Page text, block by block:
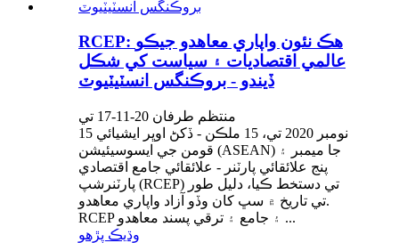
RCEP: هڪ نئون واپاري معاهدو جيڪو
عالمي اقتصاديات ۽ سياست کي شڪل
ڏيندو - بروڪنگس انسٽيٽيوٽ
منتظم طرفان 20-11-17 تي
15 نومبر 2020 تي، 15 ملڪن - ڏکڻ اوڀر ايشيائي
قومن جي ايسوسيئيشن (ASEAN) جا ميمبر ۽
پنج علائقائي پارٽنر - علائقائي جامع اقتصادي
پارٽنرشپ (RCEP) تي دستخط ڪيا، دليل طور
تي تاريخ ۾ سڀ کان وڏو آزاد واپاري معاهدو.
RCEP ۽ جامع ۽ ترقي پسند معاهدو ...
وڌيڪ پڙهو